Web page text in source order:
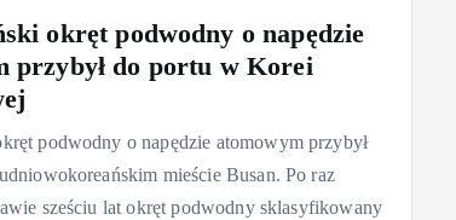
okręt podwodny o napędzie
przybył do portu w Korei
podwodny o napędzie atomowym przybył
mieście Busan. Po raz
sześciu lat okręt podwodny sklasyfikowany